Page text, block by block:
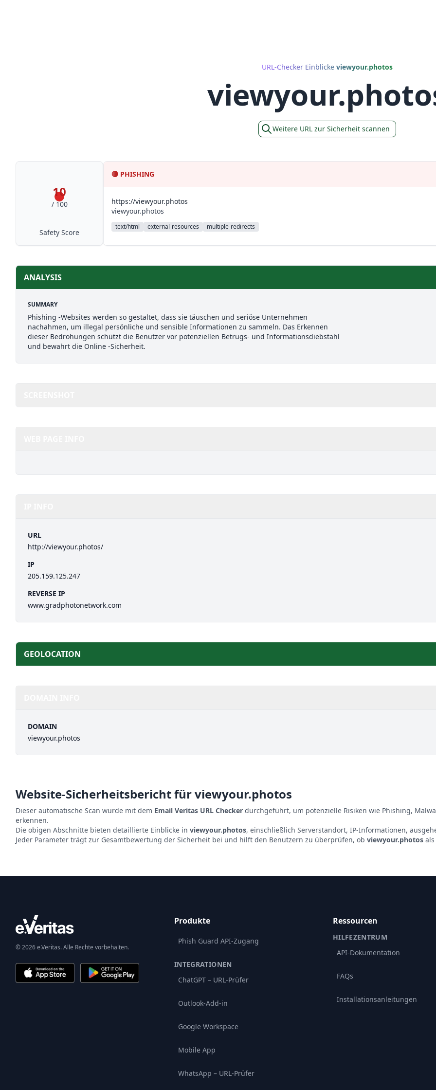
URL-Checker Einblicke viewyour.photos
Weitere URL zur Sicherheit scannen
10
/ 100
Safety Score
🔴 PHISHING
https://viewyour.photos
viewyour.photos
text/html external-resources multiple-redirects
ANALYSIS
SUMMARY
Phishing -Websites werden so gestaltet, dass sie täuschen und seriöse Unternehmen
nachahmen, um illegal persönliche und sensible Informationen zu sammeln. Das Erkennen
dieser Bedrohungen schützt die Benutzer vor potenziellen Betrugs- und Informationsdiebstahl
und bewahrt die Online -Sicherheit.
URL
http://viewyour.photos/
IP
205.159.125.247
REVERSE IP
www.gradphotonetwork.com
GEOLOCATION
DOMAIN
viewyour.photos
Website-Sicherheitsbericht fürviewyour.photos
Dieser automatische Scan wurde mit dem Email Veritas URL Checker durchgeführt, um potenzielle Risiken wie Phishing,
erkennen.
Die obigen Abschnitte bieten detaillierte Einblicke in viewyour.photos, einschließlich Serverstandort, IP-Informationen,
Jeder Parameter trägt zur Gesamtbewertung der Sicherheit bei und hilft den Benutzern zu überprüfen, ob viewyour.photos
© 2026 e.Veritas. Alle Rechte vorbehalten.
Produkte
Phish Guard API-Zugang
INTEGRATIONEN
ChatGPT – URL-Prüfer
Outlook-Add-in
Google Workspace
Mobile App
WhatsApp – URL-Prüfer
Ressourcen
HILFEZENTRUM
API-Dokumentation
FAQs
Installationsanleitungen